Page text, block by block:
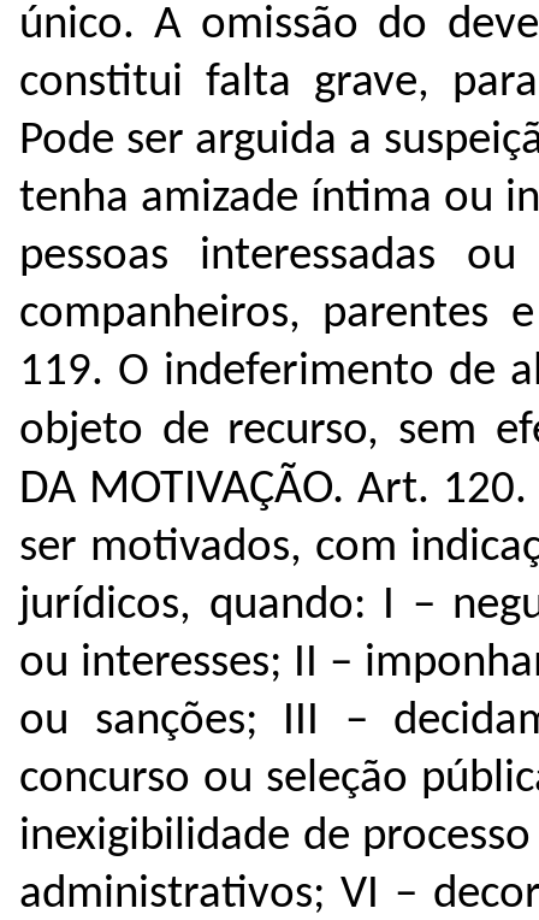
único. A omissão do
constitui falta grave,
Pode ser arguida a
tenha amizade íntima ou
pessoas interessadas
companheiros,
119. O indeferimento de
objeto de recurso, sem
DA MOTIVAÇÃO. Art. 120.
ser motivados, com
jurídicos, quando: I –
ou interesses; II –
ou sanções; III –
concurso ou seleção
inexigibilidade de
administrativos;VI –